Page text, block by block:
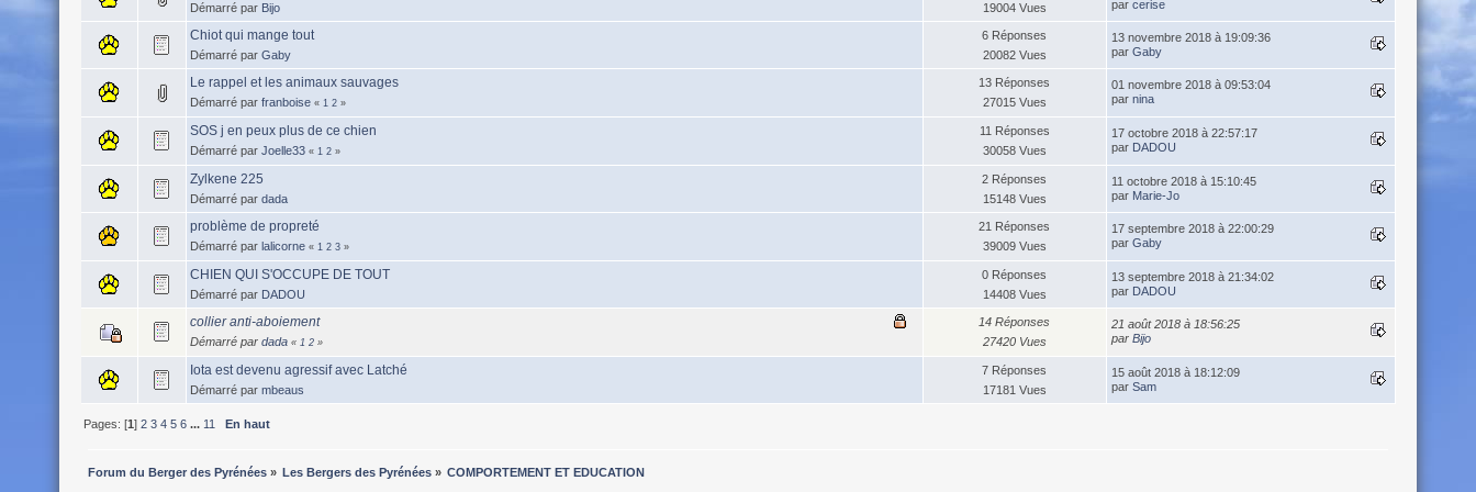
Démarré par Bijo
19004 Vues
par cerise
Chiot qui mange tout
Démarré par Gaby
6 Réponses
20082 Vues
13 novembre 2018 à 19:09:36
par Gaby
Le rappel et les animaux sauvages
Démarré par franboise « 1 2»
13 Réponses
27015 Vues
01 novembre 2018 à 09:53:04
par nina
SOS j en peux plus de ce chien
Démarré par Joelle33 « 1 2»
11 Réponses
30058 Vues
17 octobre 2018 à 22:57:17
par DADOU
Zylkene 225
Démarré par dada
2 Réponses
15148 Vues
11 octobre 2018 à 15:10:45
par Marie-Jo
problème de propreté
Démarré par lalicorne « 1 2 3»
21 Réponses
39009 Vues
17 septembre 2018 à 22:00:29
par Gaby
CHIEN QUI S'OCCUPE DE TOUT
Démarré par DADOU
0 Réponses
14408 Vues
13 septembre 2018 à 21:34:02
par DADOU
collier anti-aboiement
Démarré par dada « 1 2»
14 Réponses
27420 Vues
21 août 2018 à 18:56:25
par Bijo
Iota est devenu agressif avec Latché
Démarré par mbeaus
7 Réponses
17181 Vues
15 août 2018 à 18:12:09
par Sam
Pages: [1] 2 3 4 5 6 ... 11 En haut
Forum du Berger des Pyrénées» Les Bergers des Pyrénées » COMPORTEMENT ET EDUCATION